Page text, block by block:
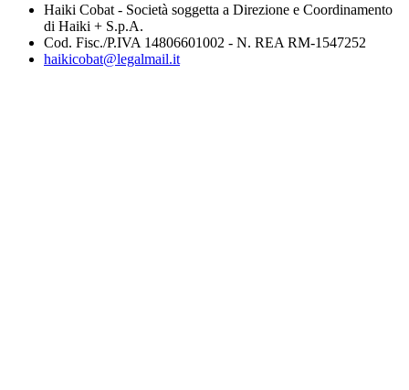
Haiki Cobat - Società soggetta a Direzione e Coordinamento
di Haiki + S.p.A.
Cod. Fisc./P.IVA 14806601002 - N. REA RM-1547252
haikicobat@legalmail.it